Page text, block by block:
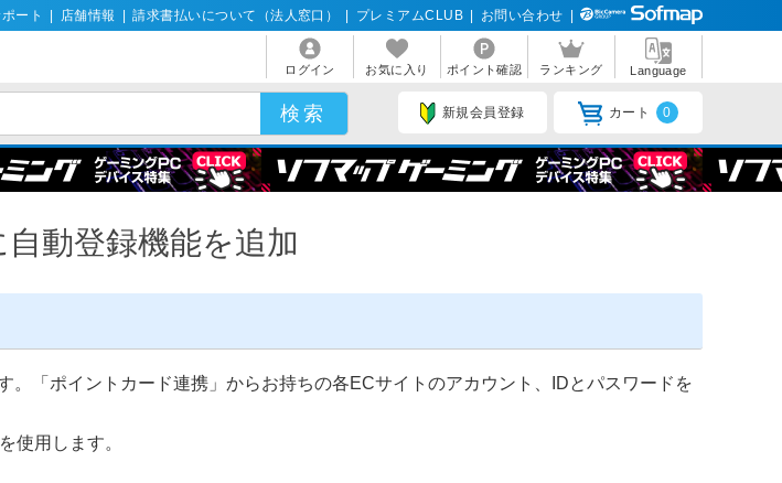
ート 店舗情報 請求書払いについて（法人窓口） プレミアムCLUB お問い合わせ
ログイン お気に入り ポイント確認 ランキング Language
新規会員登録 カート 0
自動登録機能を追加
。「ポイントカード連携」からお持ちの各ECサイトのアカウント、IDとパスワードを
使用します。